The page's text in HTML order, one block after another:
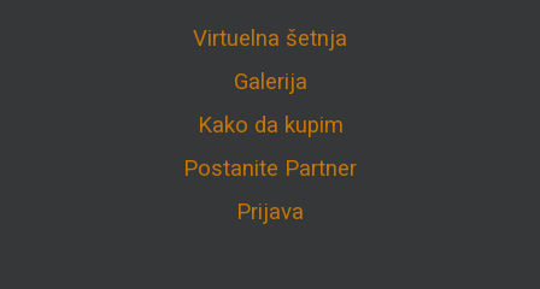
Virtuelna šetnja
Galerija
Kako da kupim
Postanite Partner
Prijava